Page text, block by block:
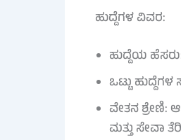
ಹುದ್ದೆಗಳ ವಿವರ:
ಹುದ್ದೆಯ
ಒಟ್ಟು ಹುದ್ದೆಗಳ
ವೇತನ ಶ್ರೇಣಿ:
ಮತ್ತು ಸೇವಾ